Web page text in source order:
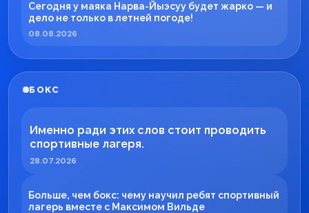
Сегодня у маяка Нарва-Йыэсуу будет жарко — и
дело не только в летней погоде!
08.08.2026
БОКС
Именно ради этих слов стоит проводить
спортивные лагеря.
28.07.2026
Больше, чем бокс: чему научил ребят спортивный
лагерь вместе с Максимом Вильде